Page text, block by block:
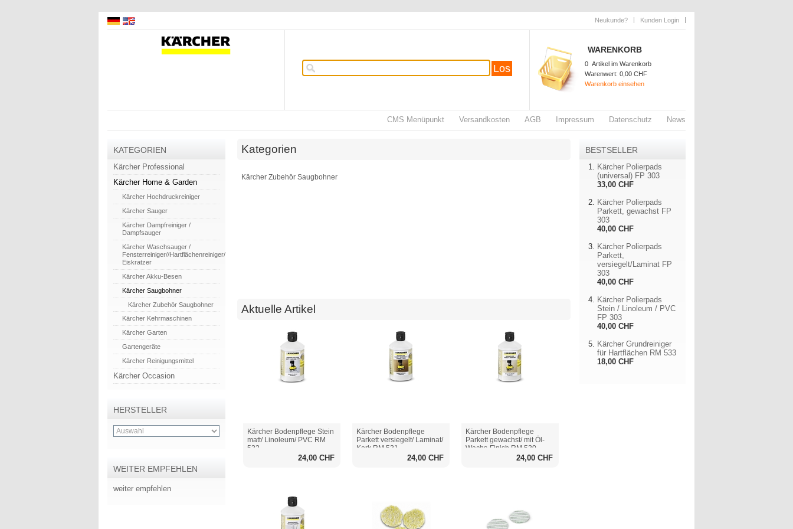
Kunden Login
Neukunde?
News
Datenschutz
Impressum
AGB
Versandkosten
CMS Menüpunkt
Los
WARENKORB
0 Artikel im Warenkorb
Warenwert: 0,00 CHF
Warenkorb einsehen
KATEGORIEN
Kärcher Professional
Kärcher Home & Garden
Kärcher Hochdruckreiniger
Kärcher Sauger
Kärcher Dampfreiniger /
Dampfsauger
Kärcher Waschsauger /
Fensterreiniger//Hartflächenreiniger/
Eiskratzer
Kärcher Akku-Besen
Kärcher Saugbohner
Kärcher Zubehör Saugbohner
Kärcher Kehrmaschinen
Kärcher Garten
Gartengeräte
Kärcher Reinigungsmittel
Kärcher Occasion
HERSTELLER
WEITER EMPFEHLEN
weiter empfehlen
Kategorien
Kärcher Zubehör Saugbohner
Aktuelle Artikel
Kärcher Bodenpflege Stein
matt/ Linoleum/ PVC RM
532
24,00 CHF
Kärcher Bodenpflege
Parkett versiegelt/ Laminat/
Kork RM 531
24,00 CHF
Kärcher Bodenpflege
Parkett gewachst/ mit Öl-
Wachs-Finish RM 530
24,00 CHF
BESTSELLER
Kärcher Polierpads
(universal) FP 303
33,00 CHF
Kärcher Polierpads
Parkett, gewachst FP
303
40,00 CHF
Kärcher Polierpads
Parkett,
versiegelt/Laminat FP
303
40,00 CHF
Kärcher Polierpads
Stein / Linoleum / PVC
FP 303
40,00 CHF
Kärcher Grundreiniger
für Hartflächen RM 533
18,00 CHF